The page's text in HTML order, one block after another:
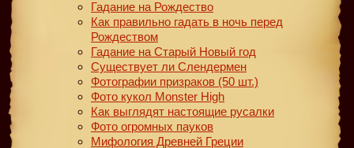
Гадание на Рождество
Как правильно гадать в ночь перед
Рождеством
Гадание на Старый Новый год
Существует ли Слендермен
Фотографии призраков (50 шт.)
Фото кукол Monster High
Как выглядят настоящие русалки
Фото огромных пауков
Мифология Древней Греции